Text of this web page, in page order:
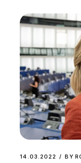
14.03.2022 BY